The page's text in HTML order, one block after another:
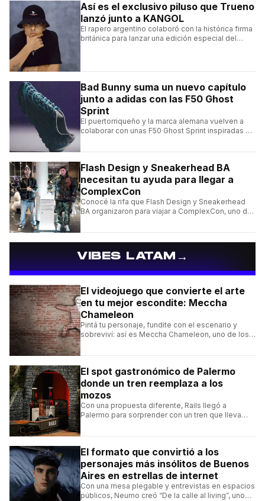
Así es el exclusivo piluso que Trueno
lanzó junto a KANGOL
El rapero argentino colaboró con la histórica firma
británica para lanzar una edición especial del
Bad Bunny suma un nuevo capítulo
junto a adidas con las F50 Ghost
Sprint
El puertorriqueño y la marca alemana vuelven a
colaborar con unas F50 Ghost Sprint inspiradas en
Flash Design y Sneakerhead BA
necesitan tu ayuda para llegar a
ComplexCon
Conocé la rifa que Flash Design y Sneakerhead
BA organizaron para viajar a ComplexCon, uno de
VIBES LATAM→
El videojuego que convierte el arte
en tu mejor escondite: Meccha
Chameleon
Pintá tu personaje, fundite con el escenario y
sobreviví: así es Meccha Chameleon, uno de los
El spot gastronómico de Palermo
donde un tren reemplaza a los
mozos
Con una propuesta diferente, Rails llegó a
Palermo para sorprender con un tren que lleva
El formato que convirtió a los
personajes más insólitos de Buenos
Aires en estrellas de internet
Con una mesa plegable y entrevistas en espacios
públicos, Neumo creó “De la calle al living”, uno